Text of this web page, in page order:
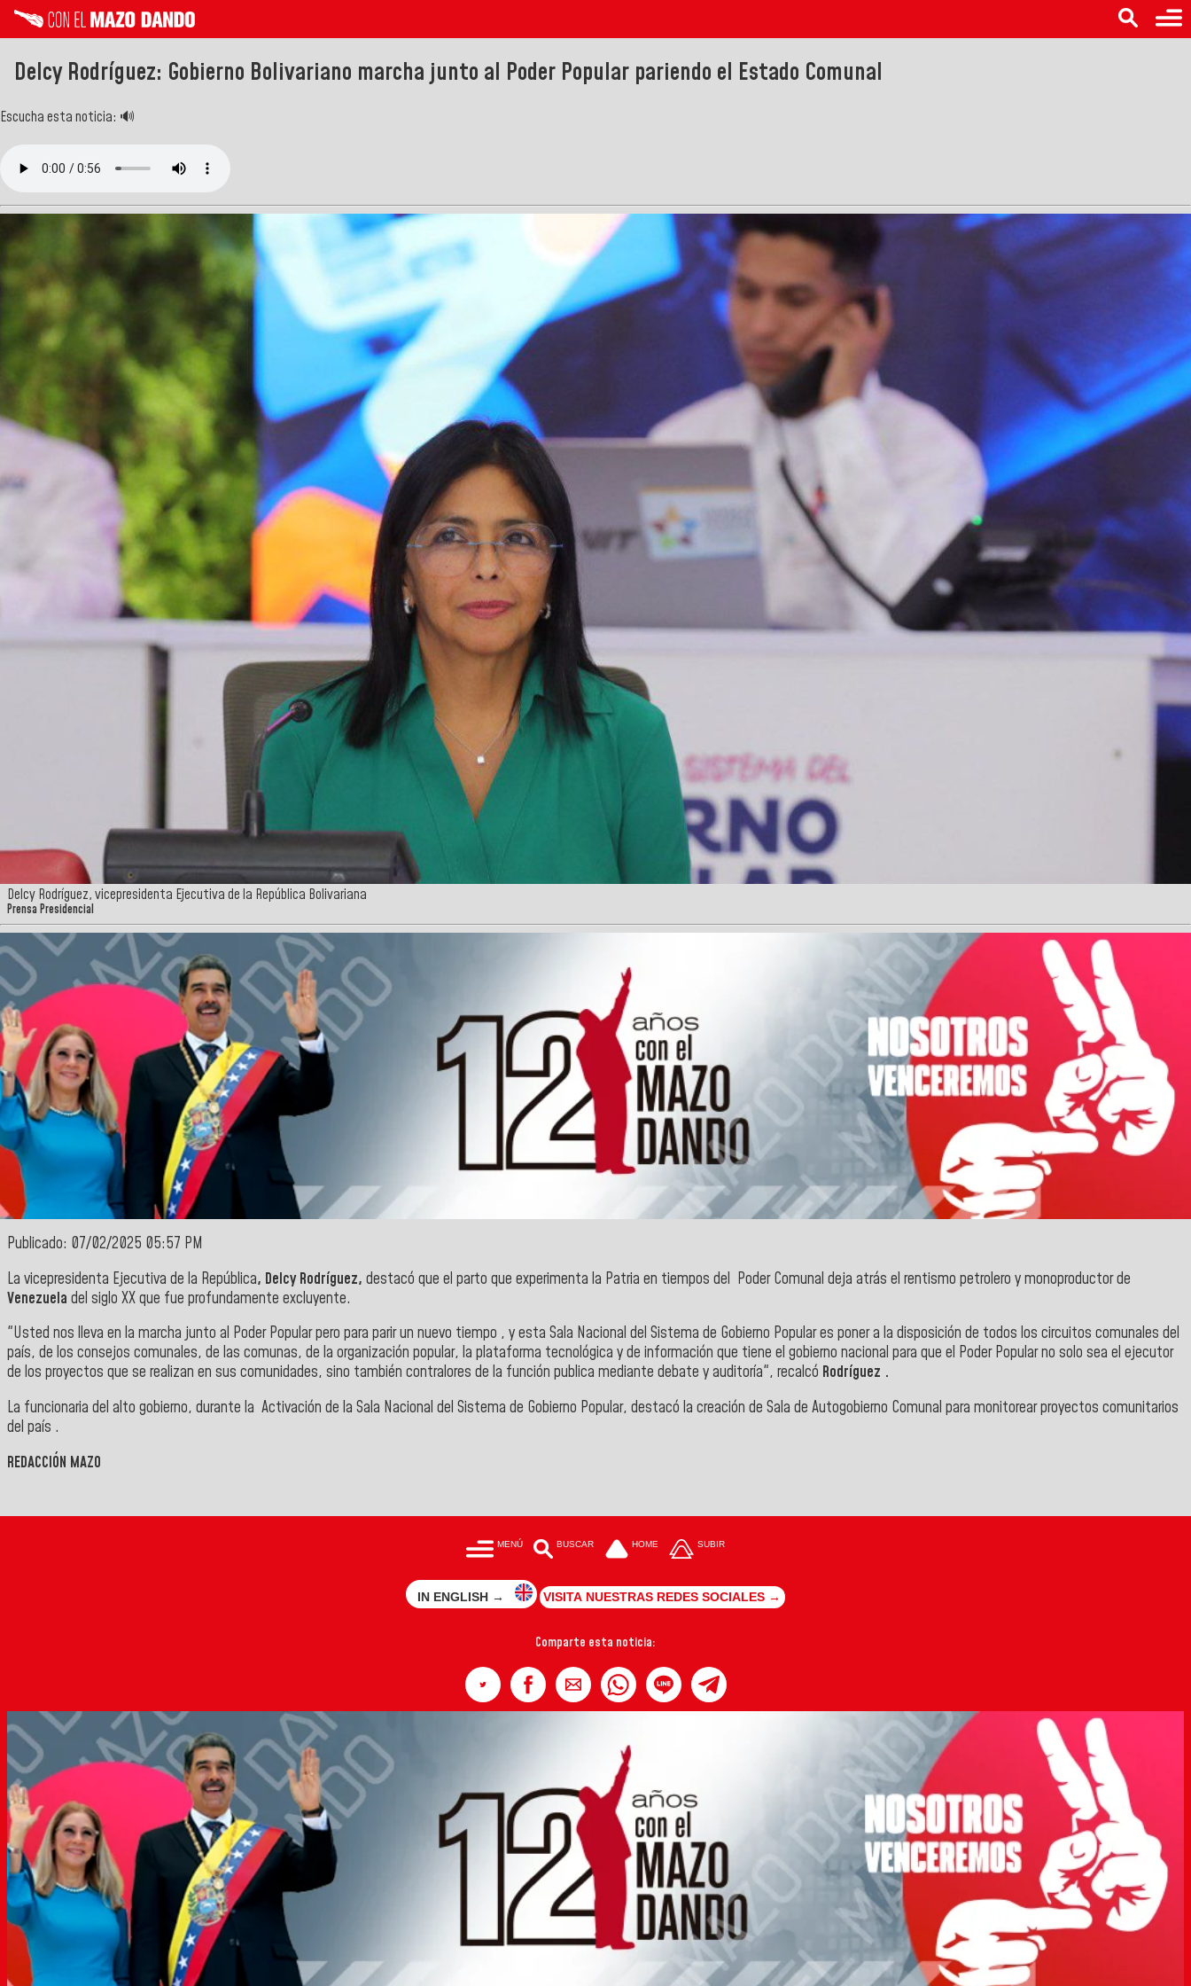
Delcy Rodríguez: Gobierno Bolivariano marcha junto al Poder Popular pariendo el Estado Comunal
Escucha esta noticia: 🔊
Delcy Rodríguez, vicepresidenta Ejecutiva de la República Bolivariana
Prensa Presidencial
Publicado: 07/02/2025 05:57 PM
La vicepresidenta Ejecutiva de la República, Delcy Rodríguez, destacó que el parto que experimenta la Patria en tiempos del Poder Comunal deja atrás el rentismo petrolero y monoproductor de
Venezuela del siglo XX que fue profundamente excluyente.
"Usted nos lleva en la marcha junto al Poder Popular pero para parir un nuevo tiempo , y esta Sala Nacional del Sistema de Gobierno Popular es poner a la disposición de todos los circuitos comunales del
país, de los consejos comunales, de las comunas, de la organización popular, la plataforma tecnológica y de información que tiene el gobierno nacional para que el Poder Popular no solo sea el ejecutor
de los proyectos que se realizan en sus comunidades, sino también contralores de la función publica mediante debate y auditoría", recalcó Rodríguez .
La funcionaria del alto gobierno, durante la Activación de la Sala Nacional del Sistema de Gobierno Popular, destacó la creación de Sala de Autogobierno Comunal para monitorear proyectos comunitarios
del país .
REDACCIÓN MAZO
MENÚ BUSCAR HOME SUBIR
IN ENGLISH → VISITA NUESTRAS REDES SOCIALES →
Comparte esta noticia: